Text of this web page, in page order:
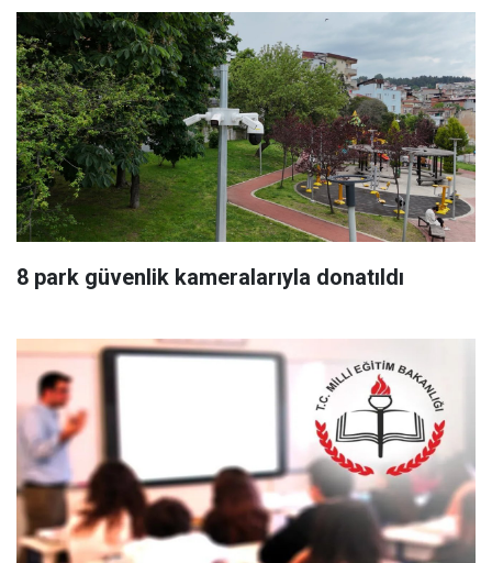
8 park güvenlik kameralarıyla donatıldı